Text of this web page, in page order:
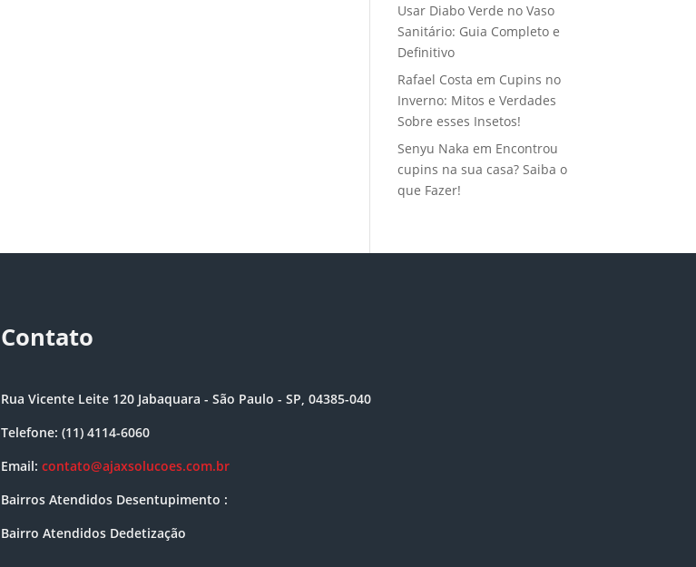
Usar Diabo Verde no Vaso
Sanitário: Guia Completo e
Definitivo
Rafael Costa em Cupins no
Inverno: Mitos e Verdades
Sobre esses Insetos!
Senyu Naka em Encontrou
cupins na sua casa? Saiba o
que Fazer!
Contato
Rua Vicente Leite 120 Jabaquara - São Paulo - SP, 04385-040
Telefone: (11) 4114-6060
Email: contato@ajaxsolucoes.com.br
Bairros Atendidos Desentupimento :
Bairro Atendidos Dedetização